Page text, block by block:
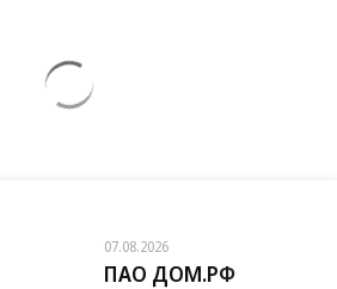
07.08.2026
ПАО ДОМ.РФ